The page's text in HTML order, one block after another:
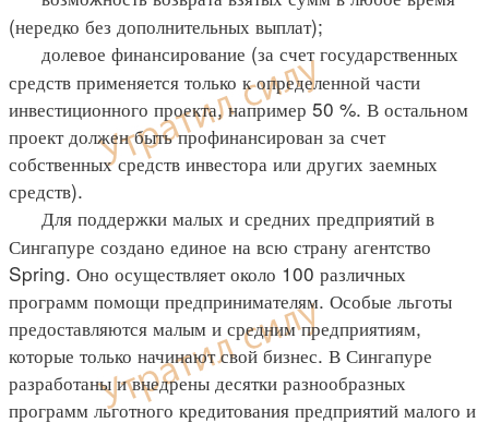
(нередко без дополнительных выплат);
долевое финансирование (за счет государственных
средств применяется только к определенной части
инвестиционного проекта, например 50 %. В остальном
проект должен быть профинансирован за счет
собственных средств инвестора или других заемных
средств).
Для поддержки малых и средних предприятий в
Сингапуре создано единое на всю страну агентство
Spring. Оно осуществляет около 100 различных
программ помощи предпринимателям. Особые льготы
предоставляются малым и средним предприятиям,
которые только начинают свой бизнес. В Сингапуре
разработаны и внедрены десятки разнообразных
программ льготного кредитования предприятий малого и